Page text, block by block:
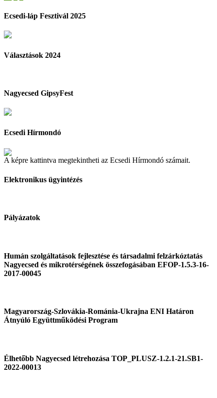
Ecsedi-láp Fesztivál 2025
Választások 2024
Nagyecsed GipsyFest
Ecsedi Hírmondó
A képre kattintva megtekintheti az Ecsedi Hírmondó számait.
Elektronikus ügyintézés
Pályázatok
Humán szolgáltatások fejlesztése és társadalmi felzárkóztatás
Nagyecsed és mikrotérségének összefogásában EFOP-1.5.3-16-
2017-00045
Magyarország-Szlovákia-Románia-Ukrajna ENI Határon
Átnyúló Együttműködési Program
Élhetőbb Nagyecsed létrehozása TOP_PLUSZ-1.2.1-21.SB1-
2022-00013